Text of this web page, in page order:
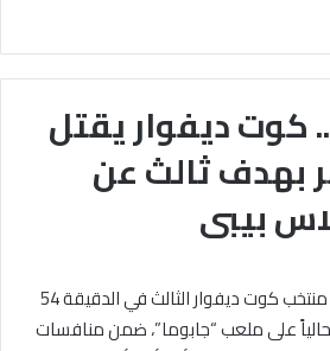
كوت ديفوار يقتل
بهدف ثالث عن
بيبى
سجل نيكولاس بيبي هدف منتخب كوت ديفوار الثالث في الدقيقة 54
على ملعب “جابوما”، ضمن منافسات